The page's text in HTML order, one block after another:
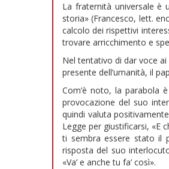
La fraternità universale è
storia» (Francesco, lett.
calcolo dei rispettivi
trovare arricchimento e
Nel tentativo di dar voce
presente dell’umanità, il
Com’è noto, la parabola
provocazione del suo
quindi valuta
Legge per giustificarsi, «E
ti sembra essere stato il
risposta del suo
«Va’ e anche tu fa’ così».